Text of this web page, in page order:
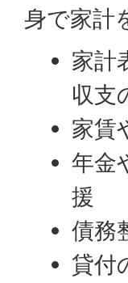
身で家計
家計
収支
家賃
年金
援
債務
貸付